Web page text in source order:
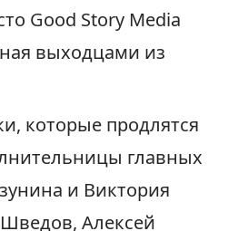
Good Story Media
выходцами из
которые продлятся
главных
и Виктория
Алексей